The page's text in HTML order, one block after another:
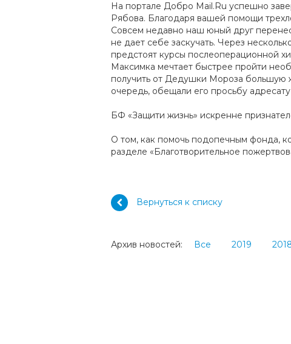
На портале Добро Mail.Ru успешно
Рябова. Благодаря вашей помощи
Совсем недавно наш юный друг
не дает себе заскучать. Через
предстоят курсы послеоперационной
Максимка мечтает быстрее пройти
получить от Дедушки Мороза
очередь, обещали его просьбу
БФ «Защити жизнь» искренне
О том, как помочь подопечным фонда,
разделе «Благотворительное
Вернуться к списку
Архив новостей: Все 2019